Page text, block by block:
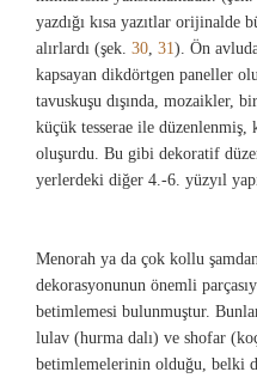
yazdığı kısa yazıtlar orijinalde
alırlardı (şek. 30, 31). Ön
kapsayan dikdörtgen paneller
tavuskuşu dışında, mozaikler,
küçük tesserae ile düzenlenmiş,
oluşurdu. Bu gibi dekoratif
yerlerdeki diğer 4.-6. yüzyıl
Menorah ya da çok kollu
dekorasyonunun önemli
betimlemesi bulunmuştur.
lulav (hurma dalı) ve shofar
betimlemelerinin olduğu, belki